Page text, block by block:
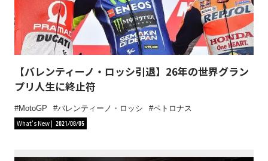
【バレンティーノ・ロッシ引退】26年の世界グラン
プリ人生に終止符
MotoGP バレンティーノ・ロッシ
ペトロナス
What's New
2021/08/05